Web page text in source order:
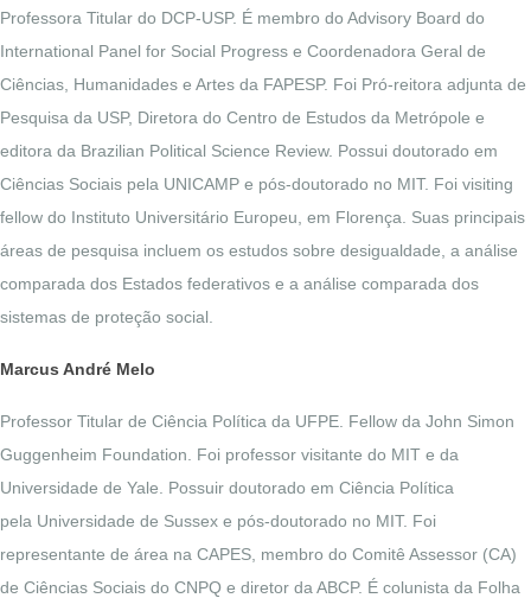
Professora Titular do DCP-USP. É membro do Advisory Board do
International Panel for Social Progress e Coordenadora Geral de
Ciências, Humanidades e Artes da FAPESP. Foi Pró-reitora adjunta de
Pesquisa da USP, Diretora do Centro de Estudos da Metrópole e
editora da Brazilian Political Science Review. Possui doutorado em
Ciências Sociais pela UNICAMP e pós-doutorado no MIT. Foi visiting
fellow do Instituto Universitário Europeu, em Florença. Suas principais
áreas de pesquisa incluem os estudos sobre desigualdade, a análise
comparada dos Estados federativos e a análise comparada dos
sistemas de proteção social.
Marcus André Melo
Professor Titular de Ciência Política da UFPE. Fellow da John Simon
Guggenheim Foundation. Foi professor visitante do MIT e da
Universidade de Yale. Possuir doutorado em Ciência Política
pela Universidade de Sussex e pós-doutorado no MIT. Foi
representante de área na CAPES, membro do Comitê Assessor (CA)
de Ciências Sociais do CNPQ e diretor da ABCP. É colunista da Folha